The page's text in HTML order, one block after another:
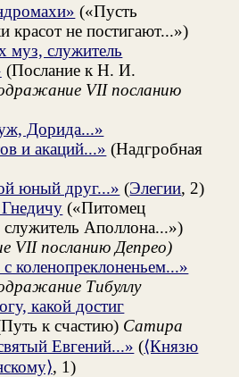
(«Пусть
красот не постигают...»)
муз, служитель
(Послание к Н. И.
VII посланию
Дорида...»
и акаций...» (Надгробная
юный друг...» (Элегии, 2)
(«Питомец
Аполлона...»)
VII посланию Депрео)
коленопреклоненьем...»
Тибуллу
какой достиг
к счастию) Сатира
Евгений...» (⟨Князю
, 1)